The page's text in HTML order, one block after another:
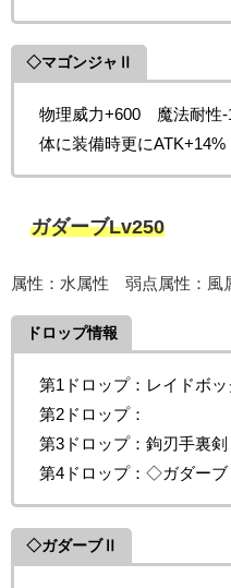
◇マゴンジャⅡ
物理威力+600 魔法耐性-
体に装備時更に
ガダーブLv250
属性：水属性 弱点属性：風
ドロップ情報
第1ドロップ：レイドボッ
第2ドロップ：
第3ドロップ： 鉤刃手裏剣
第4ドロップ：◇ガダー
◇ガダーブⅡ